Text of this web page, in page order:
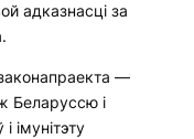
адказнасці за
—
Беларуссю і
імунітэту